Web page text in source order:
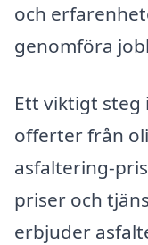
och
genomföra
Ett viktigt steg
offerter från
asfaltering-
priser och
erbjuder